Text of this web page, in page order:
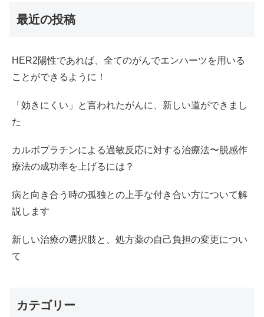
最近の投稿
HER2陽性であれば、全てのがんでエンハーツを用いる
ことができるように！
「効きにくい」と言われたがんに、新しい道ができまし
た
カルボプラチンによる過敏反応に対する治療法〜脱感作
療法の成功率を上げるには？
病と向き合う時の孤独との上手な付き合い方について解
説します
新しい治療の選択肢と、処方薬の自己負担の変更につい
て
カテゴリー